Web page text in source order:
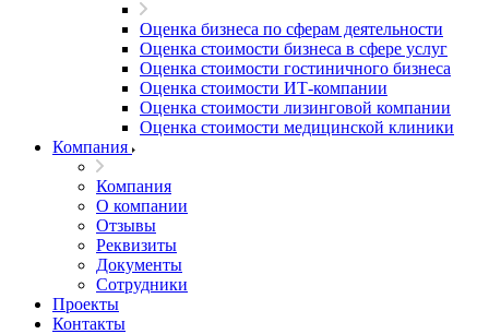
Оценка бизнеса по сферам деятельности
Оценка стоимости бизнеса в сфере услуг
Оценка стоимости гостиничного бизнеса
Оценка стоимости ИТ-компании
Оценка стоимости лизинговой компании
Оценка стоимости медицинской клиники
Компания
Компания
О компании
Отзывы
Реквизиты
Документы
Сотрудники
Проекты
Контакты
Выберите ваш город